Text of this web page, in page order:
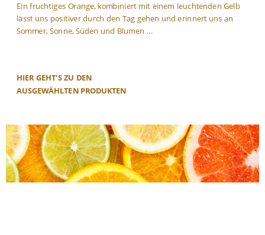
Ein fruchtiges Orange, kombiniert mit einem leuchtenden Gelb
lässt uns positiver durch den Tag gehen und erinnert uns an
Sommer, Sonne, Süden und Blumen ...
HIER GEHT'S ZU DEN
AUSGEWÄHLTEN PRODUKTEN